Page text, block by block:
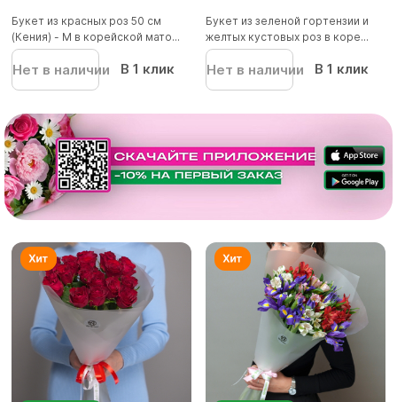
Букет из красных роз 50 см
(Кения) - M в корейской мато...
Нет в наличии В 1 клик
Букет из зеленой гортензии и
желтых кустовых роз в коре...
Нет в наличии В 1 клик